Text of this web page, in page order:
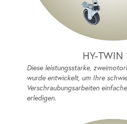
HY-TWIN
Diese leistungsstarke,
wurde entwickelt, um Ihre
Verschraubungsarbeiten
erledigen.